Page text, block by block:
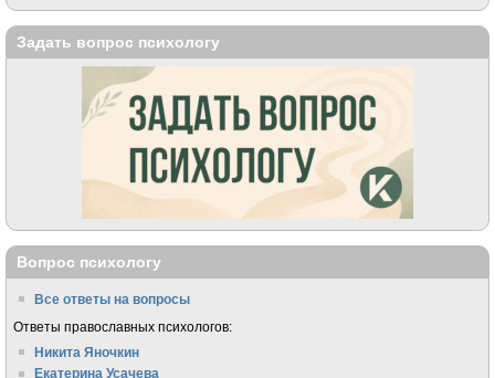
Задать вопрос психологу
Вопрос психологу
Все ответы на вопросы
Ответы православных психологов:
Никита Яночкин
Екатерина Усачева